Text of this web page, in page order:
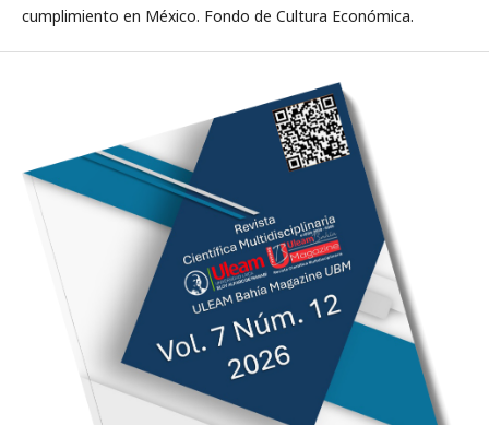
cumplimiento en México. Fondo de Cultura Económica.